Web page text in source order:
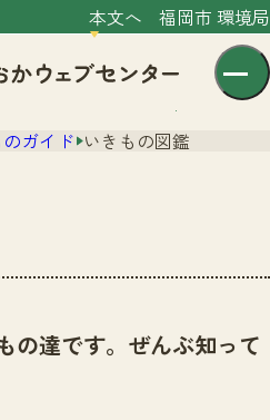
本文へ 福岡市 環境局
ガイド いきもの図鑑
の達です。ぜんぶ知って